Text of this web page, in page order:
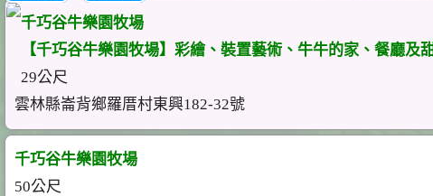
千巧谷牛樂園牧場
【千巧谷牛樂園牧場】彩繪、裝置藝術、牛牛的家、餐廳
29公尺
雲林縣崙背鄉羅厝村東興182-32號
千巧谷牛樂園牧場
50公尺